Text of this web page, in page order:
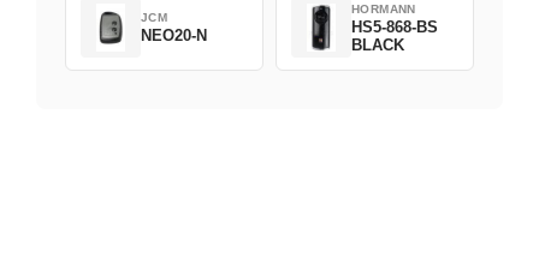
JCM
NEO20-N
HORMANN
HS5-868-BS
BLACK